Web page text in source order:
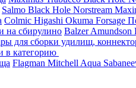
Salmo Black Hole Norstream
Colmic Higashi Okuma Forsage
на сбирулино BalzerAmundson
для сборки удилищ,
в категорию
Flagman Mitchell Aqua